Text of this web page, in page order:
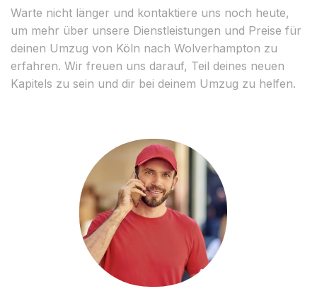
Warte nicht länger und kontaktiere uns noch heute,
um mehr über unsere Dienstleistungen und Preise für
deinen Umzug von Köln nach Wolverhampton zu
erfahren. Wir freuen uns darauf, Teil deines neuen
Kapitels zu sein und dir bei deinem Umzug zu helfen.